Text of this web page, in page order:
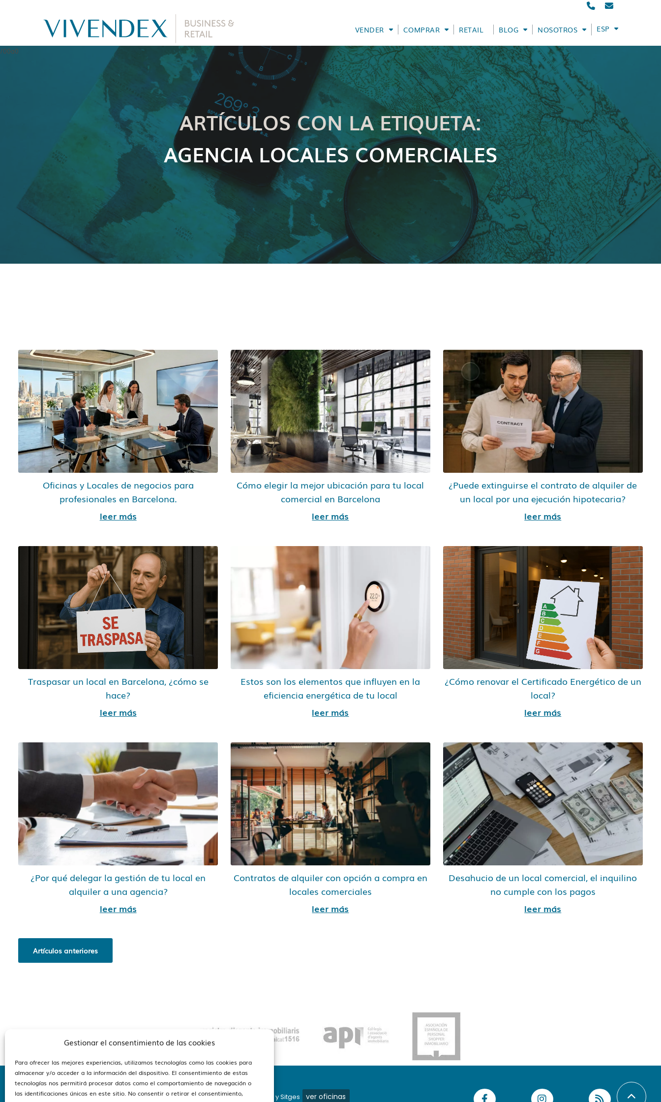
Gestionar el consentimiento de las cookies
Para ofrecer las mejores experiencias, utilizamos tecnologías como las cookies para
almacenar y/o acceder a la información del dispositivo. El consentimiento de estas
tecnologías nos permitirá procesar datos como el comportamiento de navegación o
las identificaciones únicas en este sitio. No consentir o retirar el consentimiento,
VENDER COMPRAR RETAIL BLOG NOSOTROS ESPAÑOL
ARTÍCULOS CON LA ETIQUETA:
AGENCIA LOCALES COMERCIALES
Oficinas y Locales de negocios para
profesionales en Barcelona.
leer más
Cómo elegir la mejor ubicación para tu local
comercial en Barcelona
leer más
¿Puede extinguirse el contrato de alquiler de
un local por una ejecución hipotecaria?
leer más
Traspasar un local en Barcelona, ¿cómo se
hace?
leer más
Estos son los elementos que influyen en la
eficiencia energética de tu local
leer más
¿Cómo renovar el Certificado Energético de un
local?
leer más
¿Por qué delegar la gestión de tu local en
alquiler a una agencia?
leer más
Contratos de alquiler con opción a compra en
locales comerciales
leer más
Desahucio de un local comercial, el inquilino
no cumple con los pagos
leer más
Artículos anteriores
Estamos en Barcelona y Sitges ver oficinas